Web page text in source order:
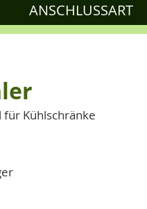
ANSCHLUSSART
Kühlschränke